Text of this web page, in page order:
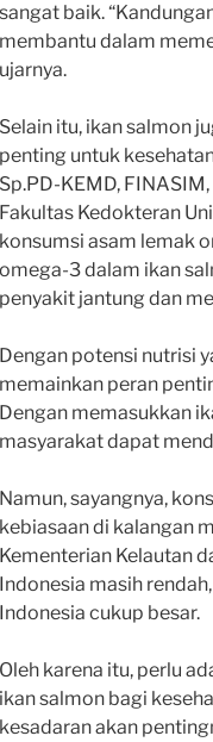
sangat baik.
membantu dalam
ujarnya.
Selain itu, ikan salmon
penting untuk
Sp.PD-KEMD,
Fakultas Kedokteran
konsumsi asam lemak
omega-3 dalam ikan
penyakit jantung dan
Dengan potensi nutrisi
memainkan peran
Dengan memasukkan
masyarakat dapat
Namun, sayangnya,
kebiasaan di kalangan
Kementerian Kelautan
Indonesia masih
Indonesia cukup besar.
Oleh karena itu, perlu
ikan salmon bagi
kesadaran akan